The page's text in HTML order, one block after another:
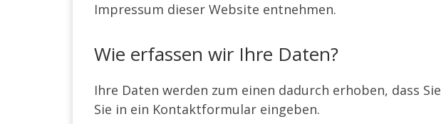
Impressum dieser Website entnehmen.
Wie erfassen wir Ihre Daten?
Ihre Daten werden zum einen dadurch erhoben, dass
Sie in ein Kontaktformular eingeben.